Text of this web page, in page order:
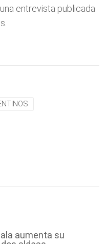
entrevista publicada
aumenta su